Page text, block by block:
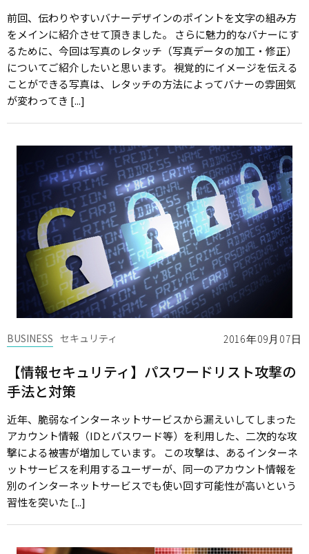
前回、伝わりやすいバナーデザインのポイントを文字の組み方
をメインに紹介させて頂きました。 さらに魅力的なバナーにす
るために、今回は写真のレタッチ（写真データの加工・修正）
についてご紹介したいと思います。 視覚的にイメージを伝える
ことができる写真は、レタッチの方法によってバナーの雰囲気
が変わってき [...]
2016年09月07日
BUSINESS セキュリティ
【情報セキュリティ】パスワードリスト攻撃の
手法と対策
近年、脆弱なインターネットサービスから漏えいしてしまった
アカウント情報（IDとパスワード等）を利用した、二次的な攻
撃による被害が増加しています。 この攻撃は、あるインターネ
ットサービスを利用するユーザーが、同一のアカウント情報を
別のインターネットサービスでも使い回す可能性が高いという
習性を突いた [...]